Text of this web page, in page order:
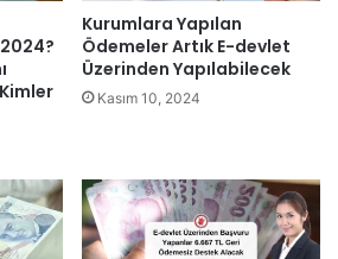
2024?
Kurumlara Yapılan
Ödemeler Artık E-devlet
Üzerinden Yapılabilecek
Kasım 10, 2024